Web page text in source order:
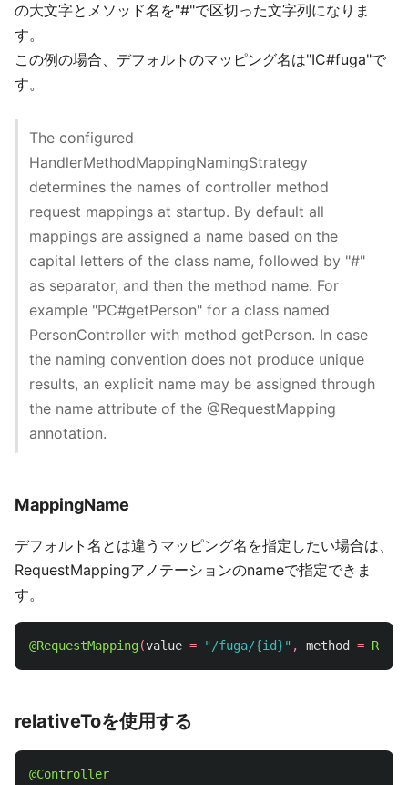
の大文字とメソッド名を"#"で区切った文字列になりま
す。
この例の場合、デフォルトのマッピング名は"IC#fuga"で
す。
The configured
HandlerMethodMappingNamingStrategy
determines the names of controller method
request mappings at startup. By default all
mappings are assigned a name based on the
capital letters of the class name, followed by "#"
as separator, and then the method name. For
example "PC#getPerson" for a class named
PersonController with method getPerson. In case
the naming convention does not produce unique
results, an explicit name may be assigned through
the name attribute of the @RequestMapping
annotation.
MappingName
デフォルト名とは違うマッピング名を指定したい場合は、
RequestMappingアノテーションのnameで指定できま
す。
@RequestMapping(value = "/fuga/{id}" , method =
relativeToを使用する
@Controller